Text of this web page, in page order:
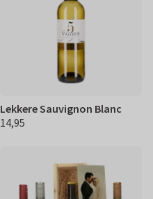
Lekkere Sauvignon Blanc
€ 14,95
14,95